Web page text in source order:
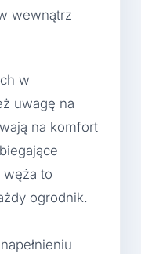
wewnątrz
w
uwagę na
na komfort
węża to
ogrodnik.